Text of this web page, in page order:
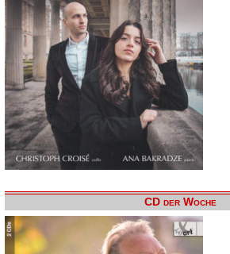
CD der Woche